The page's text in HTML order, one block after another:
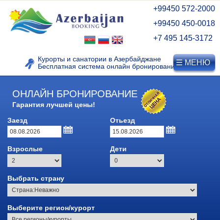
Курорты и санатории в Азербайджане
Бесплатная система онлайн бронирования
+99450 572-2000
+99450 450-0018
+7 495 145-3172
КУРОРТЫ АЗЕРБАЙДЖАНА
Видео о Нафталане
Лечебные курорты
Азербайджана
Курорт Нафталан
☰ МЕНЮ
ОНЛАЙН БРОНИРОВАНИЕ
Гарантия лучшей цены!
Заезд
Отьезд
Взрослые Дети
Выбрать страну
Выберите регион/курорт